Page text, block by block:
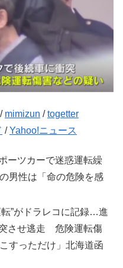
/ mimizun /togetter
/Yahoo!ニュース
ーツカーで迷惑運転繰
男性は「命の危険を感
”がドラレコに記録…進
させ逃走 危険運転傷
すっただけ」北海道函